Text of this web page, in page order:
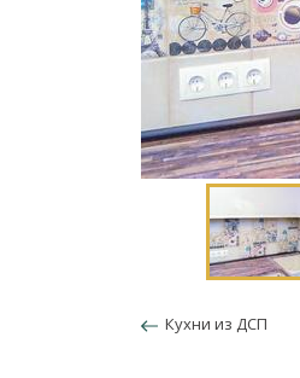
Кухни из ДСП